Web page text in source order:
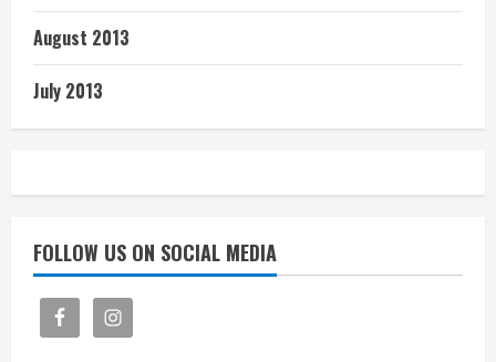
August 2013
July 2013
FOLLOW US ON SOCIAL MEDIA